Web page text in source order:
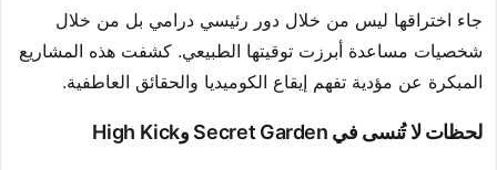
جاء اختراقها ليس من خلال دور رئيسي درامي بل من خلال
شخصيات مساعدة أبرزت توقيتها الطبيعي. كشفت هذه المشاريع
المبكرة عن مؤدية تفهم إيقاع الكوميديا والحقائق العاطفية.
لحظات لا تُنسى في Secret Garden وHigh Kick